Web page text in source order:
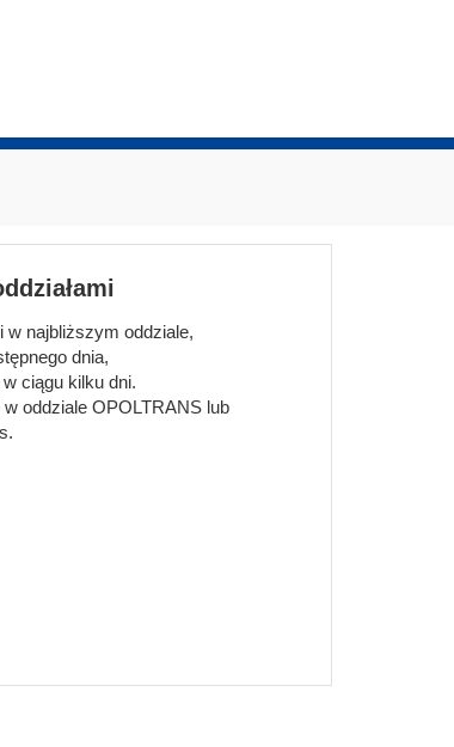
w najbliższym oddziale,
dnia,
ciągu kilku dni.
oddziale OPOLTRANS lub